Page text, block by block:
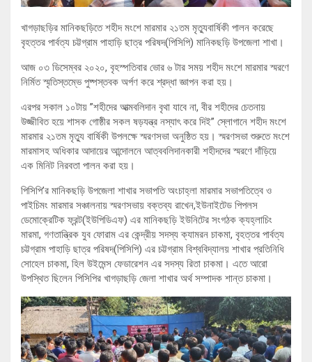
খাগড়াছড়ির মানিকছড়িতে শহীদ মংশে মারমার ২১তম মৃত্যুবার্ষিকী পালন করেছে
বৃহত্তর পার্বত্য চট্টগ্রাম পাহাড়ি ছাত্র পরিষদ(পিসিপি) মানিকছড়ি উপজেলা শাখা।
আজ ০৩ ডিসেম্বর ২০২০, বৃহস্পতিবার ভোর ৬ টার সময় শহীদ মংশে মারমার স্মরণে
নির্মিত স্মৃতিস্তম্ভে পুষ্পস্তবক অর্পণ করে শ্রদ্ধা জ্ঞাপন করা হয়।
এরপর সকাল ১০টায় ”শহীদের আত্মবলিদান বৃথা যাবে না, বীর শহীদের চেতনায়
উজ্জীবিত হয়ে শাসক গোষ্ঠীর সকল ষড়যন্ত্র নস্যাৎ করে দিই” স্লোগানে শহীদ মংশে
মারমার ২১তম মৃত্যু বার্ষিকী উপলক্ষে স্মরণসভা অনুষ্ঠিত হয়। স্মরণসভা শুরুতে মংশে
মারমাসহ অধিকার আদায়ের আন্দোলনে আত্ববলিদানকারী শহীদদের স্মরণে দাঁড়িয়ে
এক মিনিট নিরবতা পালন করা হয়।
পিসিপি’র মানিকছড়ি উপজেলা শাখার সভাপতি অংচাহ্লা মারমার সভাপতিত্বে ও
পাইচিমং মারমার সঞ্চালনায় স্মরণসভায় বক্তব্য রাখেন,ইউনাইটেড পিপলস
ডেমোক্রেটিক ফ্রন্ট(ইউপিডিএফ) এর মানিকছড়ি ইউনিটের সংগঠক ক্যহ্লাচিং
মারমা, গণতান্ত্রিক যুব ফোরাম এর কেন্দ্রীয় সদস্য ক্যামরন চাকমা, বৃহত্তর পার্বত্য
চট্টগ্রাম পাহাড়ি ছাত্র পরিষদ(পিসিপি) এর চট্টগ্রাম বিশ্ববিদ্যালয় শাখার প্রতিনিধি
সোহেল চাকমা, হিল উইমেন্স ফেডারেশন এর সদস্য রিতা চাকমা। এতে আরো
উপস্থিত ছিলেন পিসিপির খাগড়াছড়ি জেলা শাখার অর্থ সম্পাদক শান্ত চাকমা।